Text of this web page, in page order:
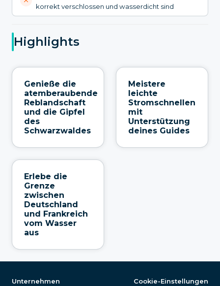
korrekt verschlossen und wasserdicht sind
Highlights
Genieße die
atemberaubende
Reblandschaft
und die Gipfel
des
Schwarzwaldes
Meistere
leichte
Stromschnellen
mit
Unterstützung
deines Guides
Erlebe die
Grenze
zwischen
Deutschland
und Frankreich
vom Wasser
aus
Unternehmen Cookie-Einstellungen